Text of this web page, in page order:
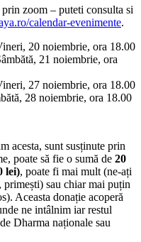
zoom – puteti consulta si
calendar-evenimente.
20 noiembrie, ora 18.00
21 noiembrie, ora
27 noiembrie, ora 18.00
28 noiembrie, ora 18.00
acesta, sunt susținute prin
poate să fie o sumă de 20
lei), poate fi mai mult (ne-ați
primești) sau chiar mai puțin
Aceasta donație acoperă
ne intâlnim iar restul
Dharma naționale sau